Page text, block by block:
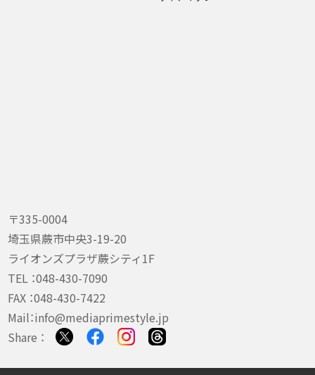
〒335-0004
埼玉県蕨市中央3-19-20
ライオンズプラザ蕨シティ1F
TEL ：048-430-7090
FAX ：048-430-7422
Mail：info@mediaprimestyle.jp
Share ：